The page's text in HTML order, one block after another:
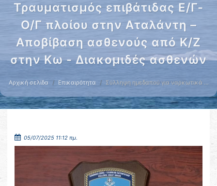
Τραυματισμός επιβάτιδας Ε/Γ-
Ο/Γ πλοίου στην Αταλάντη –
Αποβίβαση ασθενούς από Κ/Ζ
στην Κω - Διακομιδές ασθενών
Αρχική σελίδα Επικαιρότητα Σύλληψη ημεδαπού για ναρκωτικά …
05/07/2025 11:12 πμ.